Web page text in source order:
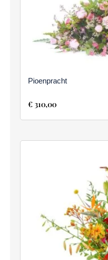
Pioenpracht
€ 310,00